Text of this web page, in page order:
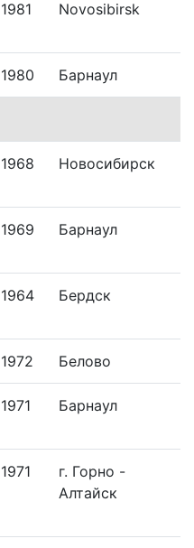
1981 Novosibirsk
1980 Барнаул
1968 Новосибирск
1969 Барнаул
1964 Бердск
1972 Белово
1971 Барнаул
1971
г. Горно -
Алтайск